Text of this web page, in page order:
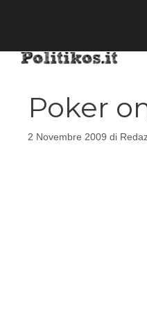
Poker
2 Novembre 2009 di